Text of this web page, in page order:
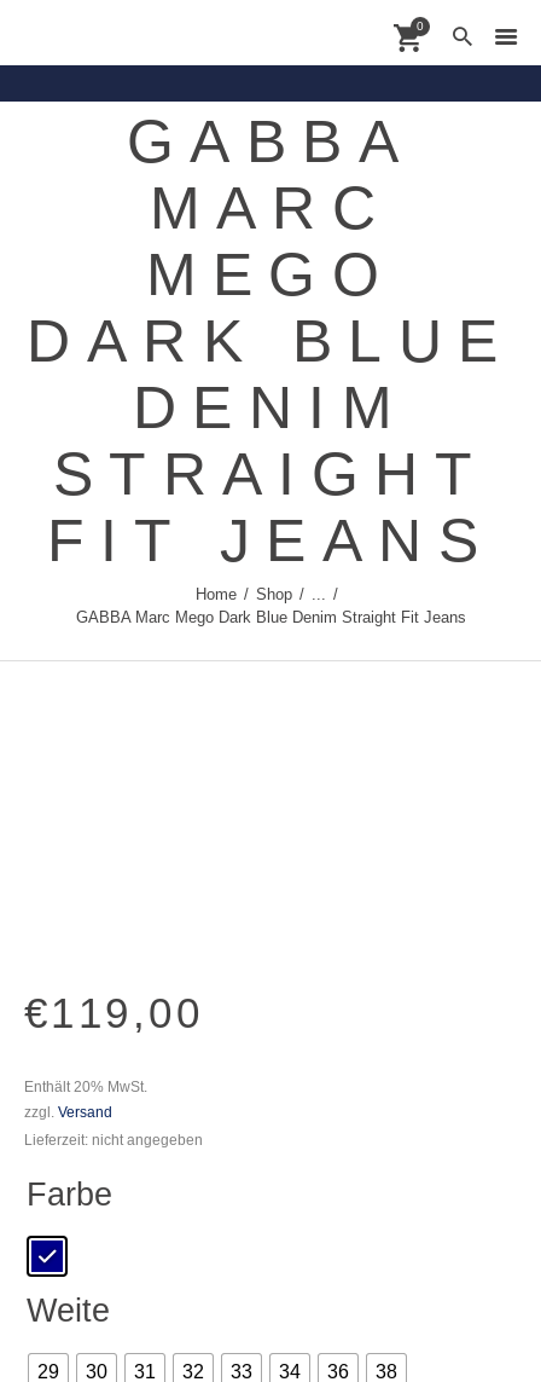
0
GABBA
MARC
MEGO
DARK BLUE
DENIM
STRAIGHT
FIT JEANS
Home Shop
GABBA Marc Mego Dark Blue Denim Straight Fit Jeans
Contact
Shoppingdate
Shop
Brands
About
€119 ,00
Enthält 20% MwSt.
zzgl. Versand
Lieferzeit: nicht angegeben
Farbe
Weite
29 30 31 32 33 34 36 38